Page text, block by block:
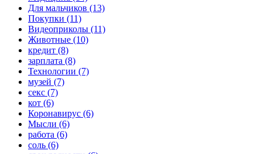
Для мальчиков (13)
Покупки (11)
Видеоприколы (11)
Животные (10)
кредит (8)
зарплата (8)
Технологии (7)
музей (7)
секс (7)
кот (6)
Коронавирус (6)
Мысли (6)
работа (6)
соль (6)